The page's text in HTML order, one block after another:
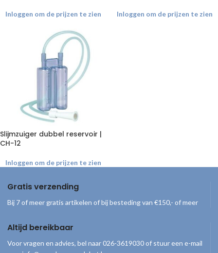
Inloggen om de prijzen te zien Inloggen om de prijzen te zien
Slijmzuiger dubbel reservoir |
CH-12
Inloggen om de prijzen te zien
Gratis verzending
Bij 7 of meer gratis artikelen of bij besteding van €150,- of meer
Altijd bereikbaar
Voor vragen en advies, bel naar 026-3619030 of stuur een e-mail